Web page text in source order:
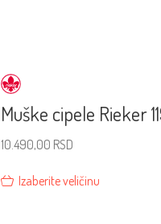
Muške cipele Rieker
10.490,00 RSD
Izaberite veličinu